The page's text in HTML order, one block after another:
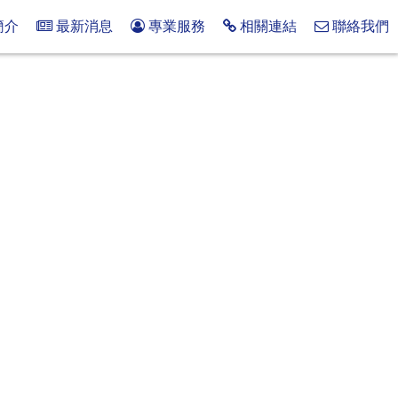
介 最新消息 專業服務 相關連結 聯絡我們